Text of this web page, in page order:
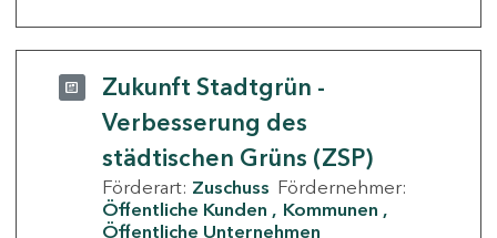
Zukunft Stadtgrün -
Verbesserung des
städtischen Grüns (ZSP)
Förderart: Zuschuss Fördernehmer:
Öffentliche Kunden
Kommunen
Öffentliche Unternehmen